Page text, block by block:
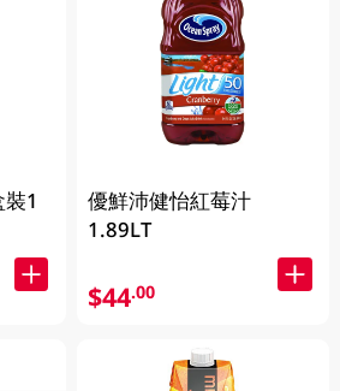
1
優鮮沛健怡紅莓汁
1.89LT
$44.00